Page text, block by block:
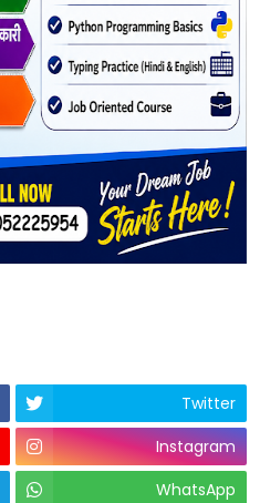
Twitter
Instagram
WhatsApp